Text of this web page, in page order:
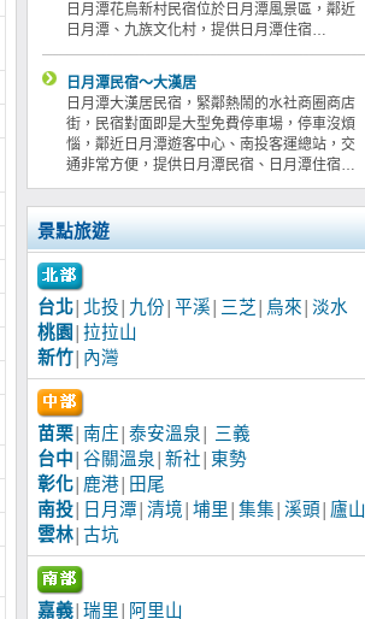
日月潭花鳥新村民宿位於日月潭風景區，鄰近
日月潭、九族文化村，提供日月潭住宿…
日月潭民宿～大漢居
日月潭大漢居民宿，緊鄰熱鬧的水社商圈商店
街，民宿對面即是大型免費停車場，停車沒煩
惱，鄰近日月潭遊客中心、南投客運總站，交
通非常方便，提供日月潭民宿、日月潭住宿…
景點旅遊
台北│ 北投 九份 平溪 三芝 烏來 淡水
桃園
拉拉山
新竹 內灣
苗栗│ 南庄 泰安溫泉
三義
台中 谷關溫泉 新社
東勢
彰化│ 鹿港│
田尾
南投│ 日月潭 清境 埔里 集集 溪頭
廬山
雲林│ 古坑
嘉義│ 瑞里 阿里山